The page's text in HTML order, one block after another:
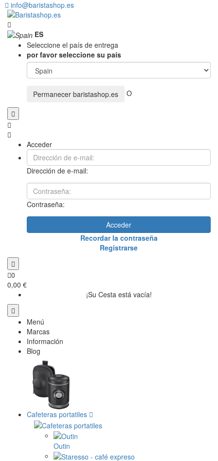
info@baristashop.es
ES
Seleccione el país de entrega
por favor seleccione su país
Permanecer baristashop.es O
Acceder
Dirección de e-mail:
Contraseña:
Acceder
Recordar la contraseña
Registrarse
0
0,00 €
¡Su Cesta está vacía!
Menú
Marcas
Información
Blog
Cafeteras portatiles
Outin